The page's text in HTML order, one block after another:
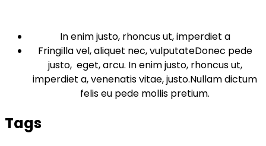
In enim justo, rhoncus ut, imperdiet a
Fringilla vel, aliquet nec, vulputateDonec pede
justo, eget, arcu. In enim justo, rhoncus ut,
imperdiet a, venenatis vitae, justo.Nullam dictum
felis eu pede mollis pretium.
Tags